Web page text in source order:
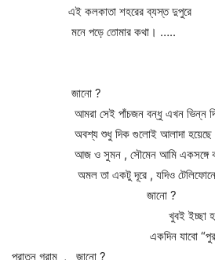
এই কলকাতা শহরের ব্যস্ত দুপুরে
মনে পড়ে তোমার কথা। …..
জানো ?
আমরা সেই পাঁচজন বন্ধু এখন ভিন্ন
অবশ্য শুধু দিক গুলোই আলাদা হয়েছে ,
আজ ও সুমন , সৌমেন আমি একসঙ্গে কফি
অমল তা একটু দূরে , যদিও টেলিফোনে
জানো ?
খুবই ইচ্ছা হয়
একদিন যাবো “পুরাতন
পুরাতন গ্রাম , জানো ?